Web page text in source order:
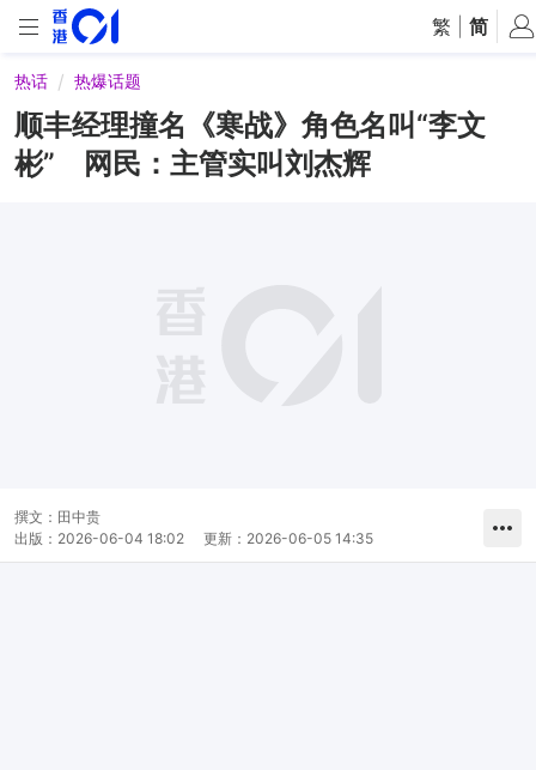
繁 简
热话 热爆话题
顺丰经理撞名《寒战》角色名叫“李文
彬” 网民：主管实叫刘杰辉
撰文： 田中贵
出版： 2026-06-04 18:02 更新： 2026-06-05 14:35